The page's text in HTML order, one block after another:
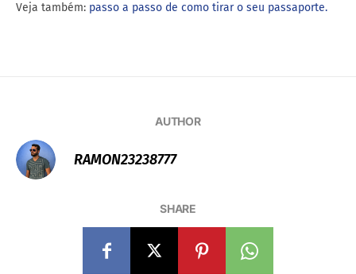
Veja também: passo a passo de como tirar o seu passaporte.
AUTHOR
RAMON23238777
SHARE